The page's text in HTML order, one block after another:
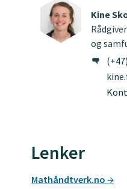
Kine
og
Lenker
Mathåndtverk.no